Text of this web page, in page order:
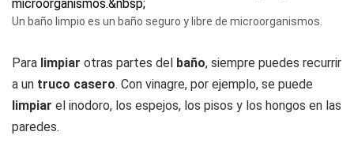
Un baño limpio es un baño seguro y libre de microorganismos.
Para limpiar otras partes del baño, siempre puedes recurrir
a un truco casero. Con vinagre, por ejemplo, se puede
limpiar el inodoro, los espejos, los pisos y los hongos en las
paredes.